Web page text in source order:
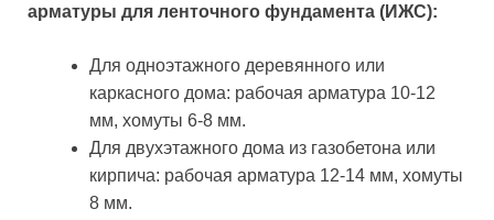
арматуры для ленточного фундамента (ИЖС):
Для одноэтажного деревянного или
каркасного дома: рабочая арматура 10-12
мм, хомуты 6-8 мм.
Для двухэтажного дома из газобетона или
кирпича: рабочая арматура 12-14 мм, хомуты
8 мм.